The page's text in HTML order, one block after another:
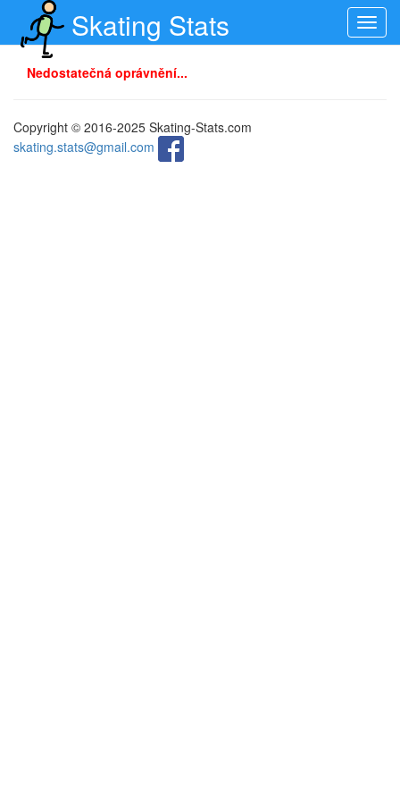
Skating Stats
Nedostatečná oprávnění...
Copyright © 2016-2025 Skating-Stats.com
skating.stats@gmail.com